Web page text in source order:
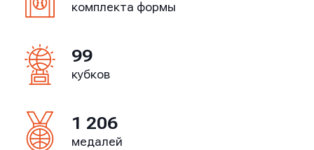
комплекта формы
99
кубков
1 206
медалей